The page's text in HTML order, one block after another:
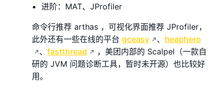
进阶：MAT、JProfiler
命令行推荐 arthas ，可视化界面推荐 JProfiler，
此外还有一些在线的平台 gceasy 、 heaphero
、 fastthread
，美团内部的 Scalpel（一款自
研的 JVM 问题诊断工具，暂时未开源）也比较好
用。